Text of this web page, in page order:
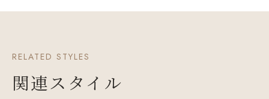
RELATED STYLES
関連スタイル